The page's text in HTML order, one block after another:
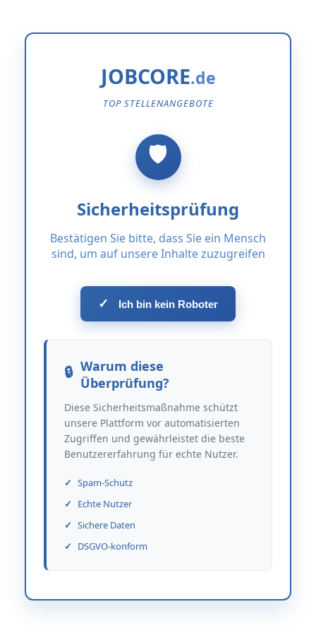
JOBCORE
TOP STELLENANGEBOTE
Sicherheitsprüfung
Bestätigen Sie bitte, dass Sie ein Mensch
sind, um auf unsere Inhalte zuzugreifen
✓ Ich bin kein Roboter
Warum diese
Überprüfung?
Diese Sicherheitsmaßnahme schützt
unsere Plattform vor automatisierten
Zugriffen und gewährleistet die beste
Benutzererfahrung für echte Nutzer.
Spam-Schutz
Echte Nutzer
Sichere Daten
DSGVO-konform